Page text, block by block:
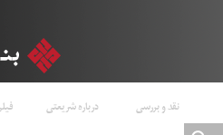
نقد و بررسی درباره شریعتی